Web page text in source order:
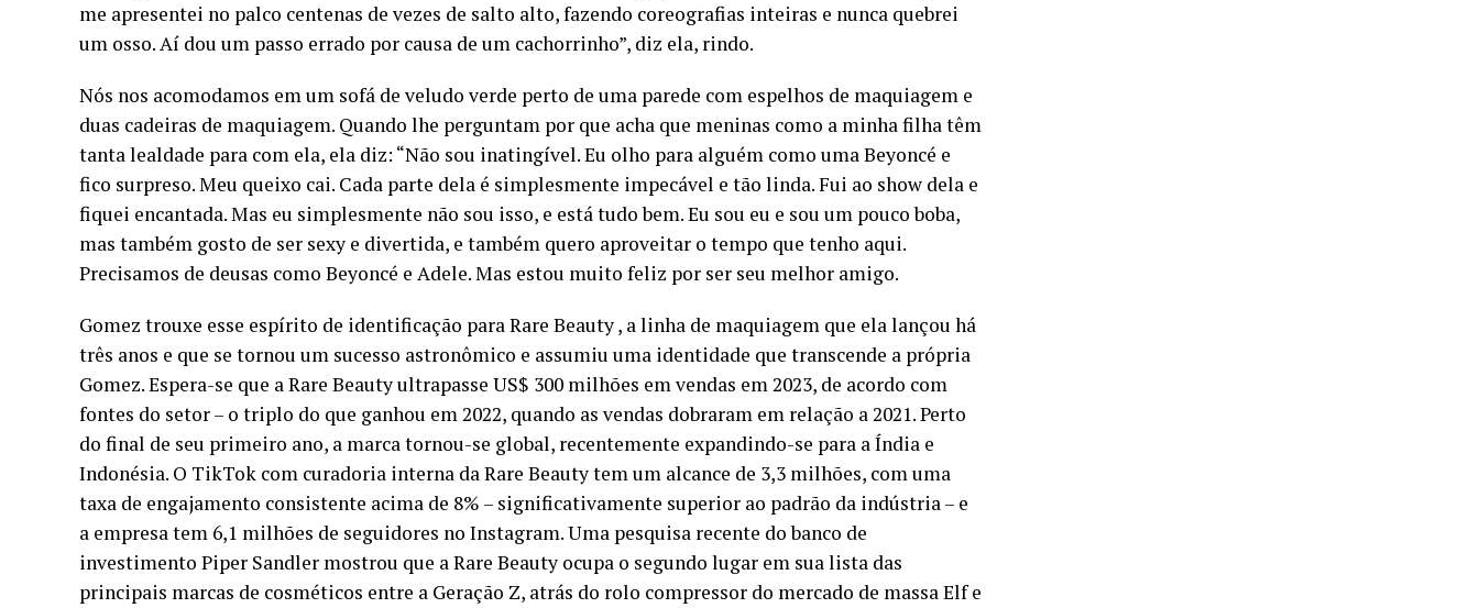
me apresentei no palco centenas de vezes de salto alto, fazendo coreografias inteiras e nunca quebrei
um osso. Aí dou um passo errado por causa de um cachorrinho”, diz ela, rindo.
Nós nos acomodamos em um sofá de veludo verde perto de uma parede com espelhos de maquiagem e
duas cadeiras de maquiagem. Quando lhe perguntam por que acha que meninas como a minha filha têm
tanta lealdade para com ela, ela diz: “Não sou inatingível. Eu olho para alguém como uma Beyoncé e
fico surpreso. Meu queixo cai. Cada parte dela é simplesmente impecável e tão linda. Fui ao show dela e
fiquei encantada. Mas eu simplesmente não sou isso, e está tudo bem. Eu sou eu e sou um pouco boba,
mas também gosto de ser sexy e divertida, e também quero aproveitar o tempo que tenho aqui.
Precisamos de deusas como Beyoncé e Adele. Mas estou muito feliz por ser seu melhor amigo.
Gomez trouxe esse espírito de identificação paraRare Beauty, a linha de maquiagem que ela lançou há
três anos e que se tornou um sucesso astronômico e assumiu uma identidade que transcende a própria
Gomez. Espera-se que a Rare Beauty ultrapasse US$ 300 milhões em vendas em 2023, de acordo com
fontes do setor – o triplo do que ganhou em 2022, quando as vendas dobraram em relação a 2021. Perto
do final de seu primeiro ano, a marca tornou-se global, recentemente expandindo-se para a Índia e
Indonésia. O TikTok com curadoria interna da Rare Beauty tem um alcance de 3,3 milhões, com uma
taxa de engajamento consistente acima de 8% – significativamente superior ao padrão da indústria – e
a empresa tem 6,1 milhões de seguidores no Instagram.Uma pesquisa recente do banco de
investimento Piper Sandler mostrou que a Rare Beauty ocupa o segundo lugar em sua lista das
principais marcas de cosméticos entre a Geração Z, atrás do rolo compressor do mercado de massa Elf e